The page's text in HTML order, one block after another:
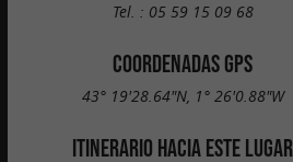
Tel. : 05 59 15 09 68
COORDENADAS GPS
43° 19'28.64"N, 1° 26'0.88"W
ITINERARIO HACIA ESTE LUGAR